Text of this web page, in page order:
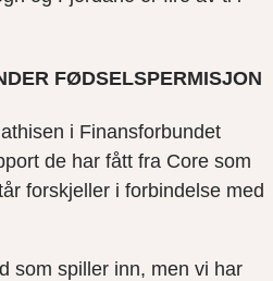
FØDSELSPERMISJON
i Finansforbundet
de har fått fra Core som
forskjeller i forbindelse med
som spiller inn, men vi har